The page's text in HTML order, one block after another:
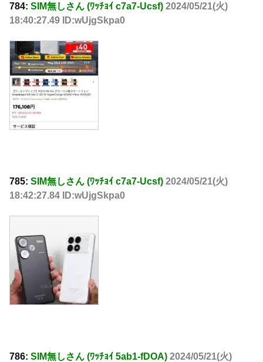
784: SIM無しさん (ﾜｯﾁｮｲ c7a7-Ucsf) 2024/05/21(火)
18:40:27.49 ID:wUjgSkpa0
785: SIM無しさん (ﾜｯﾁｮｲ c7a7-Ucsf) 2024/05/21(火)
18:42:27.84 ID:wUjgSkpa0
786: SIM無しさん (ﾜｯﾁｮｲ 5ab1-fDOA) 2024/05/21(火)